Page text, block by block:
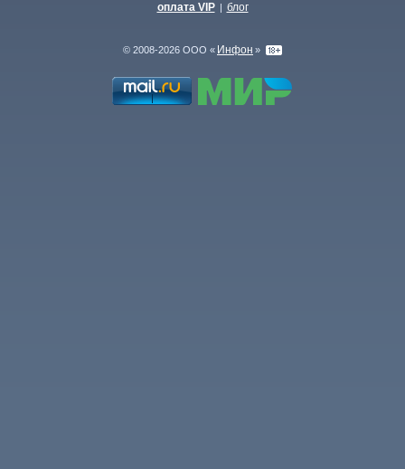
оплата VIP | блог
© 2008-2026 ООО « Инфон »